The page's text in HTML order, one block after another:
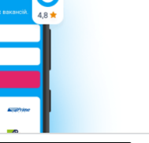
Кар’єра
Умови використання